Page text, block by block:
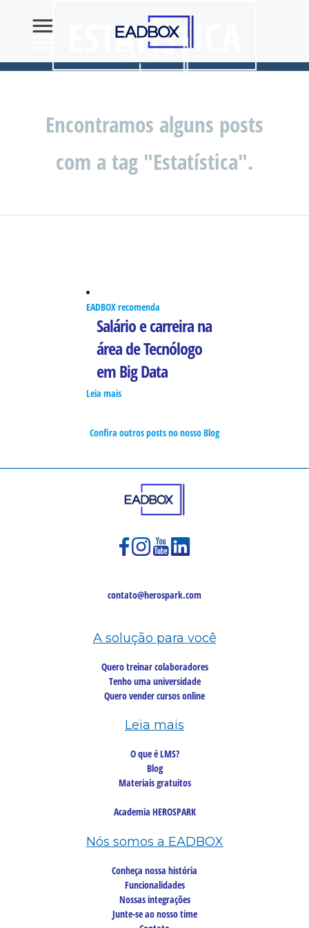
ESTATÍSTICA
Encontramos alguns posts
com a tag "Estatística".
EADBOX recomenda
Salário e carreira na
área de Tecnólogo
em Big Data
Leia mais
Confira outros posts no nosso Blog
contato@herospark.com
A solução para você
Quero treinar colaboradores
Tenho uma universidade
Quero vender cursos online
Leia mais
O que é LMS?
Blog
Materiais gratuitos
Academia HEROSPARK
Nós somos a EADBOX
Conheça nossa história
Funcionalidades
Nossas integrações
Junte-se ao nosso time